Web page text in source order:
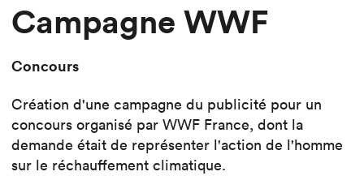
Campagne WWF
Concours
Création d'une campagne du publicité pour un
concours organisé par WWF France, dont la
demande était de représenter l'action de l'homme
sur le réchauffement climatique.